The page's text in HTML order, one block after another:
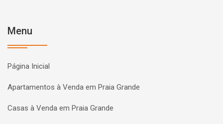
Menu
Página Inicial
Apartamentos à Venda em Praia Grande
Casas à Venda em Praia Grande